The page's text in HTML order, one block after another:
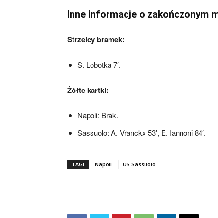
Inne informacje o zakończonym
Strzelcy bramek:
S. Lobotka 7′.
Żółte kartki:
Napoli: Brak.
Sassuolo: A. Vranckx 53′, E. Iannoni 84′.
TAGI Napoli US Sassuolo